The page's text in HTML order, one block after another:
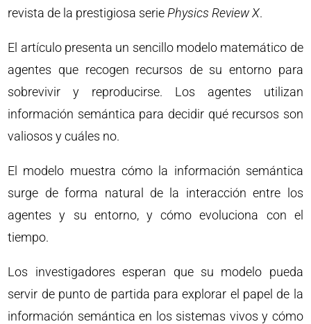
revista de la prestigiosa serie Physics Review X.
El artículo presenta un sencillo modelo matemático de
agentes que recogen recursos de su entorno para
sobrevivir y reproducirse. Los agentes utilizan
información semántica para decidir qué recursos son
valiosos y cuáles no.
El modelo muestra cómo la información semántica
surge de forma natural de la interacción entre los
agentes y su entorno, y cómo evoluciona con el
tiempo.
Los investigadores esperan que su modelo pueda
servir de punto de partida para explorar el papel de la
información semántica en los sistemas vivos y cómo